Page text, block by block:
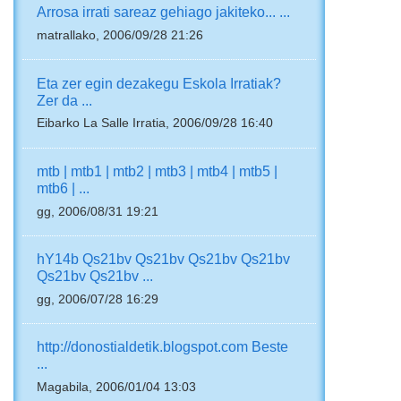
Arrosa irrati sareaz gehiago jakiteko... ...
matrallako, 2006/09/28 21:26
Eta zer egin dezakegu Eskola Irratiak?
Zer da ...
Eibarko La Salle Irratia, 2006/09/28 16:40
mtb | mtb1 | mtb2 | mtb3 | mtb4 | mtb5 |
mtb6 | ...
gg, 2006/08/31 19:21
hY14b Qs21bv Qs21bv Qs21bv Qs21bv
Qs21bv Qs21bv ...
gg, 2006/07/28 16:29
http://donostialdetik.blogspot.com Beste
...
Magabila, 2006/01/04 13:03